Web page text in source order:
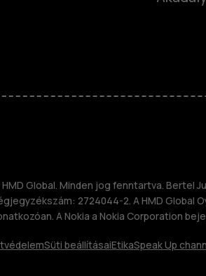
Global. Minden jog fenntartva. Bertel
2724044-2. A HMD Global
A Nokia a Nokia Corporation
Süti beállításaiEtikaSpeak Up